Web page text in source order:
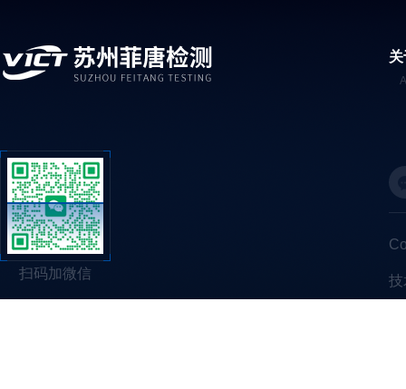
扫码加微信 技